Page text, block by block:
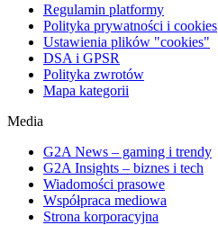
Regulamin platformy
Polityka prywatności i cookies
Ustawienia plików "cookies"
DSA i GPSR
Polityka zwrotów
Mapa kategorii
Media
G2A News – gaming i trendy
G2A Insights – biznes i tech
Wiadomości prasowe
Współpraca mediowa
Strona korporacyjna